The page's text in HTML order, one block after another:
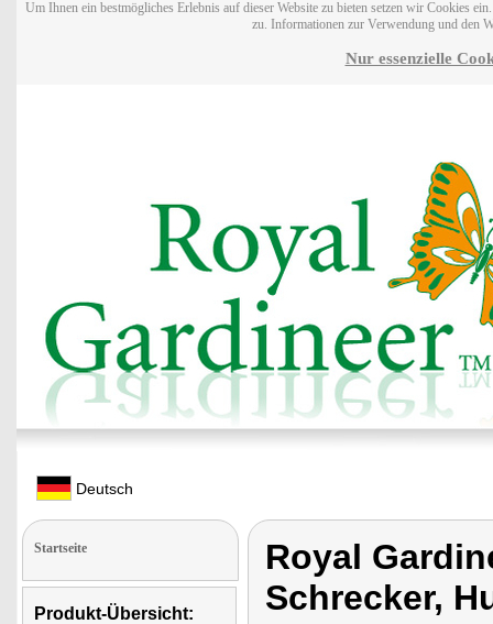
Um Ihnen ein bestmögliches Erlebnis auf dieser Website zu bieten setzen wir Cookies
zu. Informationen zur Verwendung und den
Nur essenzielle
Deutsch
Startseite
Produkt-Übersicht:
Royal
Schrecker,